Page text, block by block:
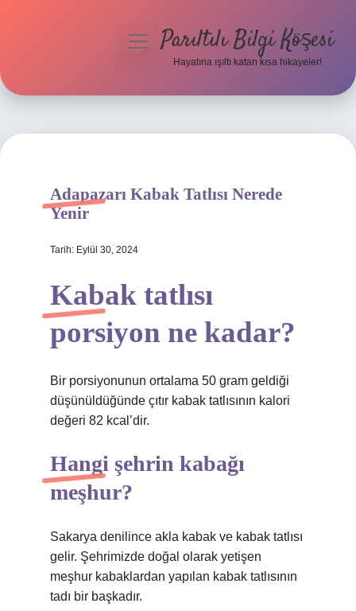
Hakkımızda
menüyüParıltılı Bilgi Köşesi
Hayatına ışıltı katan kısa hikayeler!
Adapazarı Kabak Tatlısı Nerede
Yenir
Tarih: Eylül 30, 2024
Kabak tatlısı
porsiyon ne kadar?
Bir porsiyonunun ortalama 50 gram geldiği
düşünüldüğünde çıtır kabak tatlısının kalori
değeri 82 kcal’dir.
Hangi şehrin kabağı
meşhur?
Sakarya denilince akla kabak ve kabak tatlısı
gelir. Şehrimizde doğal olarak yetişen
meşhur kabaklardan yapılan kabak tatlısının
tadı bir başkadır.